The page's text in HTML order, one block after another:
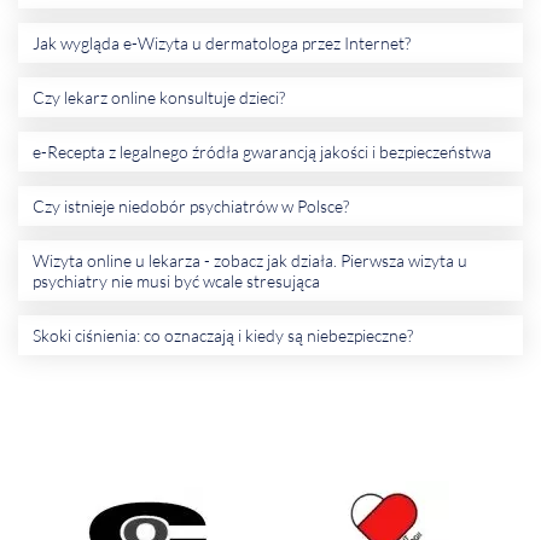
Jak wygląda e-Wizyta u dermatologa przez Internet?
Czy lekarz online konsultuje dzieci?
e-Recepta z legalnego źródła gwarancją jakości i bezpieczeństwa
Czy istnieje niedobór psychiatrów w Polsce?
Wizyta online u lekarza - zobacz jak działa. Pierwsza wizyta u
psychiatry nie musi być wcale stresująca
Skoki ciśnienia: co oznaczają i kiedy są niebezpieczne?